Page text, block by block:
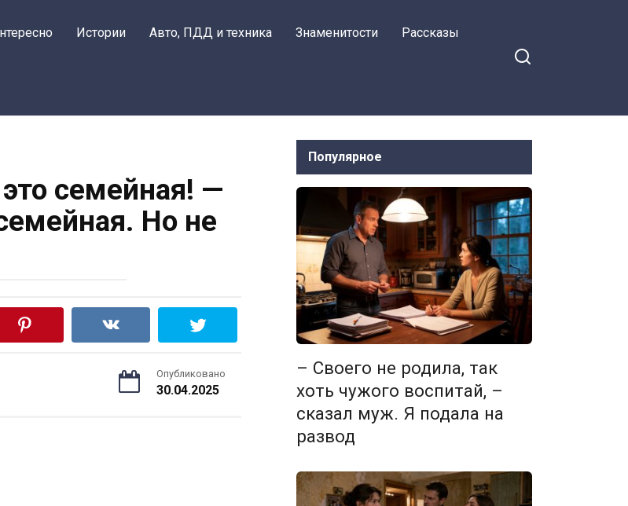
Истории Авто, ПДД и техника Знаменитости Рассказы
семейная! —
Но не
Опубликовано
30.04.2025
Популярное
– Своего не родила, так
хоть чужого воспитай, –
сказал муж. Я подала на
развод